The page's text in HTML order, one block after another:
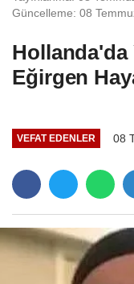
Güncelleme: 08
Hollanda'da
Eğirgen
VEFAT EDENLER 08